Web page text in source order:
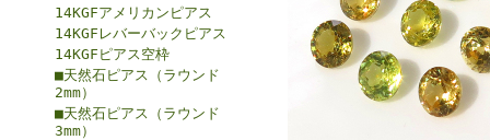
14KGFアメリカンピアス
14KGFレバーバックピアス
14KGFピアス空枠
■天然石ピアス（ラウンド
2mm）
■天然石ピアス（ラウンド
3mm）